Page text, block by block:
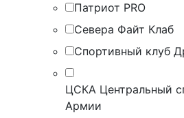
Патриот PRO
Севера Файт Клаб
Спортивный клуб
ЦСКА Центральный
Армии